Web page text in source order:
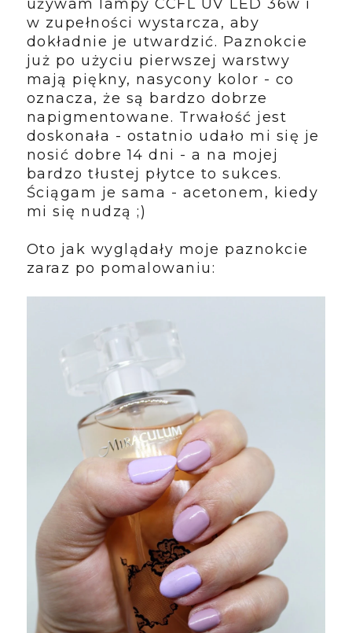
używam lampy CCFL UV LED 36w i
w zupełności wystarcza, aby
dokładnie je utwardzić. Paznokcie
już po użyciu pierwszej warstwy
mają piękny, nasycony kolor - co
oznacza, że są bardzo dobrze
napigmentowane. Trwałość jest
doskonała - ostatnio udało mi się je
nosić dobre 14 dni - a na mojej
bardzo tłustej płytce to sukces.
Ściągam je sama - acetonem, kiedy
mi się nudzą ;)
Oto jak wyglądały moje paznokcie
zaraz po pomalowaniu: